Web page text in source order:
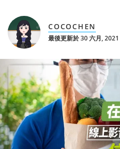
COCOCHEN
最後更新於 30 六月, 2021